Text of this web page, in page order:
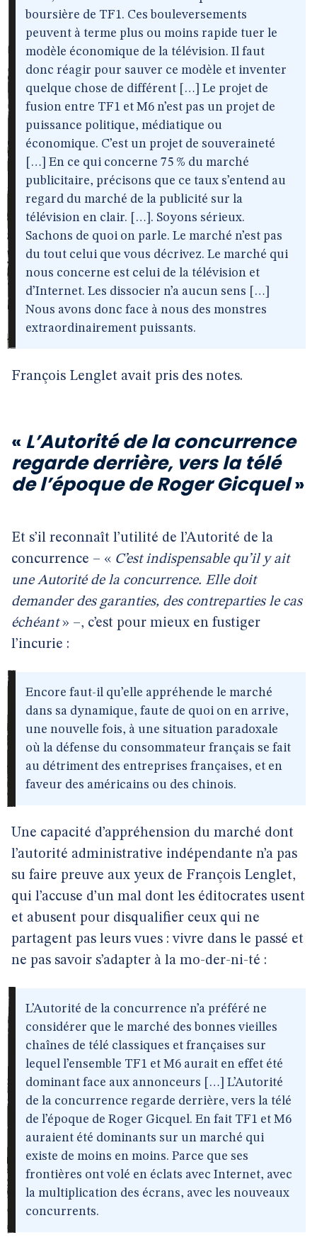
boursière de TF1. Ces bouleversements
peuvent à terme plus ou moins rapide tuer le
modèle économique de la télévision. Il faut
donc réagir pour sauver ce modèle et inventer
quelque chose de différent […] Le projet de
fusion entre TF1 et M6 n’est pas un projet de
puissance politique, médiatique ou
économique. C’est un projet de souveraineté
[…] En ce qui concerne 75 % du marché
publicitaire, précisons que ce taux s’entend au
regard du marché de la publicité sur la
télévision en clair. […]. Soyons sérieux.
Sachons de quoi on parle. Le marché n’est pas
du tout celui que vous décrivez. Le marché qui
nous concerne est celui de la télévision et
d’Internet. Les dissocier n’a aucun sens […]
Nous avons donc face à nous des monstres
extraordinairement puissants.
François Lenglet avait pris des notes.
«L’Autorité de la concurrence
regarde derrière, vers la télé
de l’époque de Roger Gicquel»
Et s’il reconnaît l’utilité de l’Autorité de la
concurrence – « C’est indispensable qu’il y ait
une Autorité de la concurrence. Elle doit
demander des garanties, des contreparties le cas
échéant» –, c’est pour mieux en fustiger
l’incurie :
Encore faut-il qu’elle appréhende le marché
dans sa dynamique, faute de quoi on en arrive,
une nouvelle fois, à une situation paradoxale
où la défense du consommateur français se fait
au détriment des entreprises françaises, et en
faveur des américains ou des chinois.
Une capacité d’appréhension du marché dont
l’autorité administrative indépendante n’a pas
su faire preuve aux yeux de François Lenglet,
qui l’accuse d’un mal dont les éditocrates usent
et abusent pour disqualifier ceux qui ne
partagent pas leurs vues : vivre dans le passé et
ne pas savoir s’adapter à la mo-der-ni-té :
L’Autorité de la concurrence n’a préféré ne
considérer que le marché des bonnes vieilles
chaînes de télé classiques et françaises sur
lequel l’ensemble TF1 et M6 aurait en effet été
dominant face aux annonceurs […] L’Autorité
de la concurrence regarde derrière, vers la télé
de l’époque de Roger Gicquel. En fait TF1 et M6
auraient été dominants sur un marché qui
existe de moins en moins. Parce que ses
frontières ont volé en éclats avec Internet, avec
la multiplication des écrans, avec les nouveaux
concurrents.